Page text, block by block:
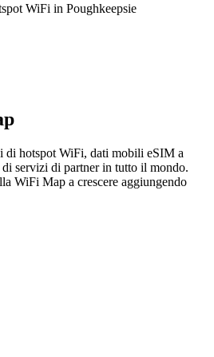
WiFi in Poughkeepsie
di hotspot WiFi, dati mobili eSIM a
di servizi di partner in tutto il mondo.
WiFi Map a crescere aggiungendo